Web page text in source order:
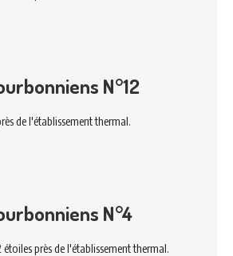
N°12
de l'établissement thermal.
N°4
près de l'établissement thermal.